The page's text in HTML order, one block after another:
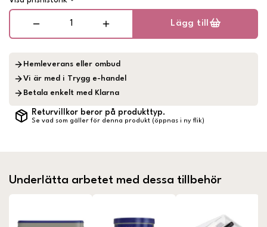
Lägg till
Hemleverans eller ombud
Vi är med i Trygg e-handel
Betala enkelt med Klarna
Returvillkor beror på produkttyp.
Se vad som gäller för denna produkt (öppnas i ny flik)
Underlätta arbetet med dessa tillbehör